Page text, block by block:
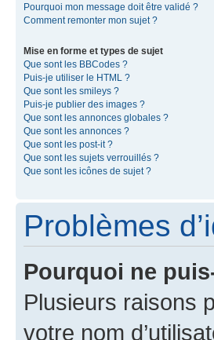
Pourquoi mon message doit être validé ?
Comment remonter mon sujet ?
Mise en forme et types de sujet
Que sont les BBCodes ?
Puis-je utiliser le HTML ?
Que sont les smileys ?
Puis-je publier des images ?
Que sont les annonces globales ?
Que sont les annonces ?
Que sont les post-it ?
Que sont les sujets verrouillés ?
Que sont les icônes de sujet ?
Problèmes
Pourquoi ne
Plusieurs raisons
votre nom